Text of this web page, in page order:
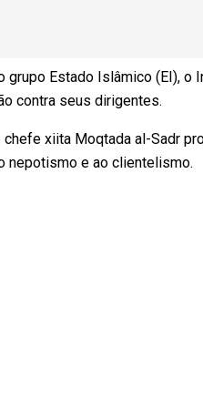
grupo Estado Islâmico (EI),
contra seus dirigentes.
xiita Moqtada al-Sadr
nepotismo e ao clientelismo.